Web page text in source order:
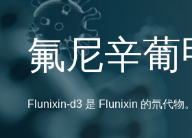
氟尼辛
Flunixin-d3